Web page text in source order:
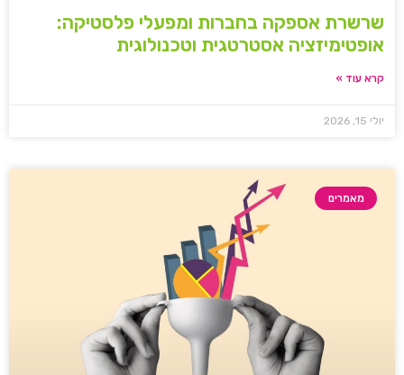
שרשרת אספקה בחברות ומפעלי פלסטיקה:
אופטימיזציה אסטרטגית וטכנולוגית
קרא עוד »
יולי 15, 2026
מאמרים